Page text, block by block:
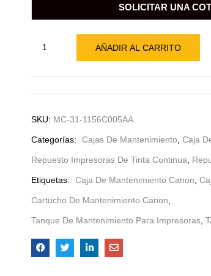
SOLICITAR UNA
AÑADIR AL CARRITO
SKU: MC-31-1156C005AA
Categorías: Cajas De Mantenimiento Caja
Repuesto Impresoras De Tinta Continua
Etiquetas: Caja De Mantenimiento Canon
Cartucho De Mantenimiento Canon
Tanque De Mantenimiento Para Impresoras